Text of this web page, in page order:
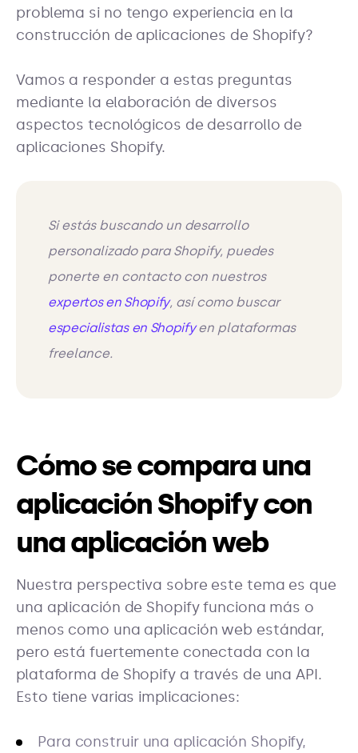
problema si no tengo experiencia en la
construcción de aplicaciones de Shopify?
Vamos a responder a estas preguntas
mediante la elaboración de diversos
aspectos tecnológicos de desarrollo de
aplicaciones Shopify.
Si estás buscando un desarrollo
personalizado para Shopify, puedes
ponerte en contacto con nuestros
expertos en Shopify, así como buscar
especialistas en Shopifyen plataformas
freelance.
Cómo se compara una
aplicación Shopify con
una aplicación web
Nuestra perspectiva sobre este tema es que
una aplicación de Shopify funciona más o
menos como una aplicación web estándar,
pero está fuertemente conectada con la
plataforma de Shopify a través de una API.
Esto tiene varias implicaciones:
Para construir una aplicación Shopify,